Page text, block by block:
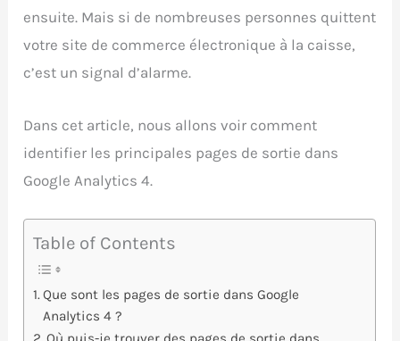
ensuite. Mais si de nombreuses personnes quittent
votre site de commerce électronique à la caisse,
c’est un signal d’alarme.
Dans cet article, nous allons voir comment
identifier les principales pages de sortie dans
Google Analytics 4.
Table of Contents
Que sont les pages de sortie dans Google
Analytics 4 ?